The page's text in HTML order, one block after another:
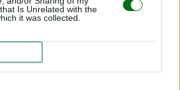
Is Unrelated with the
it was collected.
mamá-bebé: ¿qué es?
LEER